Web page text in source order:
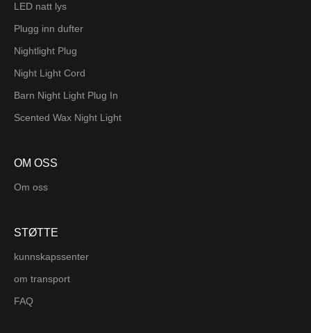
LED natt lys
Plugg inn dufter
Nightlight Plug
Night Light Cord
Barn Night Light Plug In
Scented Wax Night Light
OM OSS
Om oss
STØTTE
kunnskapssenter
om transport
FAQ